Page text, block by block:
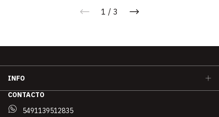
1 / 3
INFO
CONTACTO
5491139512835